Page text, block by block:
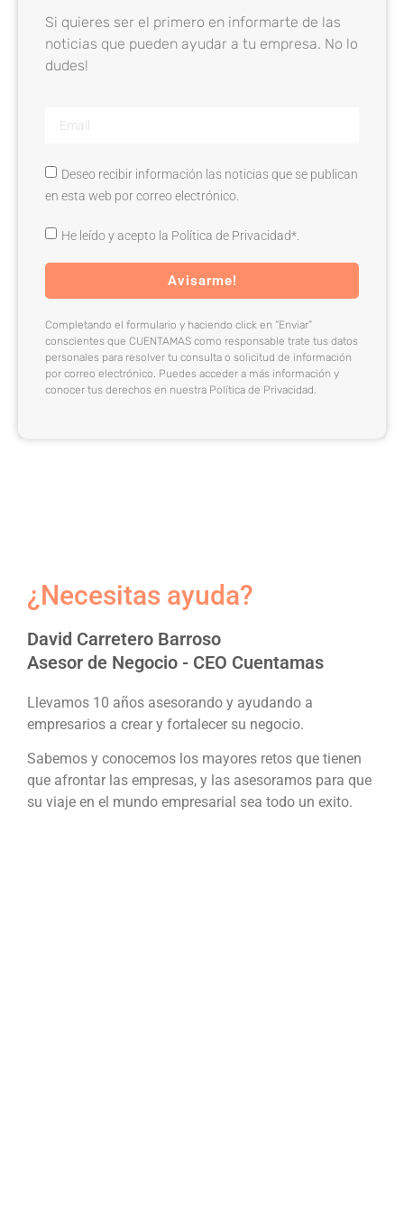
Si quieres ser el primero en informarte de las
noticias que pueden ayudar a tu empresa. No lo
dudes!
Deseo recibir información las noticias que se publican
en esta web por correo electrónico.
He leído y acepto la Política de Privacidad*.
Avisarme!
Completando el formulario y haciendo click en “Enviar”
conscientes que CUENTAMAS como responsable trate tus datos
personales para resolver tu consulta o solicitud de información
por correo electrónico. Puedes acceder a más información y
conocer tus derechos en nuestra Política de Privacidad.
¿Necesitas ayuda?
David Carretero Barroso
Asesor de Negocio - CEO Cuentamas
Llevamos 10 años asesorando y ayudando a
empresarios a crear y fortalecer su negocio.
Sabemos y conocemos los mayores retos que tienen
que afrontar las empresas, y las asesoramos para que
su viaje en el mundo empresarial sea todo un exito.